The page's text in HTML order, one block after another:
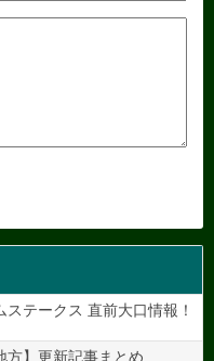
ステークス 直前大口情報！
方】更新記事まとめ